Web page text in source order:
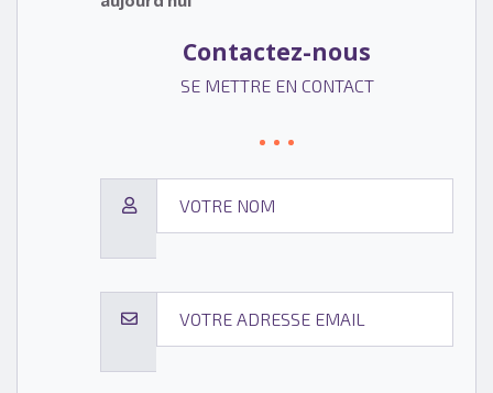
Contactez-nous
SE METTRE EN CONTACT